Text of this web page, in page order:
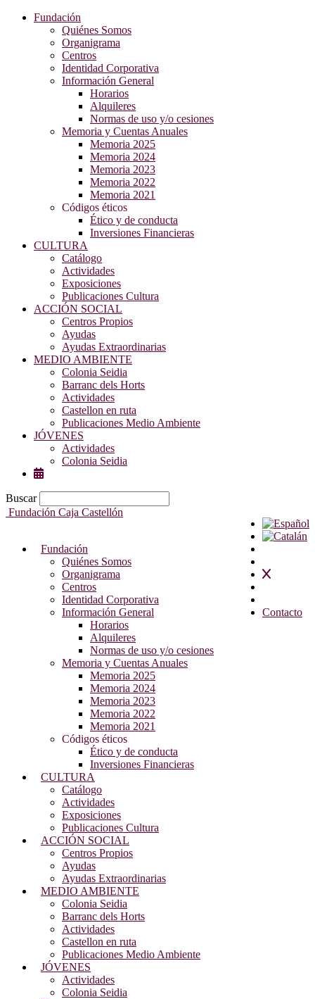
Fundación
Quiénes Somos
Organigrama
Centros
Identidad Corporativa
Información General
Horarios
Alquileres
Normas de uso y/o cesiones
Memoria y Cuentas Anuales
Memoria 2025
Memoria 2024
Memoria 2023
Memoria 2022
Memoria 2021
Códigos éticos
Ético y de conducta
Inversiones Financieras
CULTURA
Catálogo
Actividades
Exposiciones
Publicaciones Cultura
ACCIÓN SOCIAL
Centros Propios
Ayudas
Ayudas Extraordinarias
MEDIO AMBIENTE
Colonia Seidia
Barranc dels Horts
Actividades
Castellon en ruta
Publicaciones Medio Ambiente
JÓVENES
Actividades
Colonia Seidia
Buscar
Contacto
Fundación Caja Castellón
Fundación
Quiénes Somos
Organigrama
Centros
Identidad Corporativa
Información General
Horarios
Alquileres
Normas de uso y/o cesiones
Memoria y Cuentas Anuales
Memoria 2025
Memoria 2024
Memoria 2023
Memoria 2022
Memoria 2021
Códigos éticos
Ético y de conducta
Inversiones Financieras
CULTURA
Catálogo
Actividades
Exposiciones
Publicaciones Cultura
ACCIÓN SOCIAL
Centros Propios
Ayudas
Ayudas Extraordinarias
MEDIO AMBIENTE
Colonia Seidia
Barranc dels Horts
Actividades
Castellon en ruta
Publicaciones Medio Ambiente
JÓVENES
Actividades
Colonia Seidia